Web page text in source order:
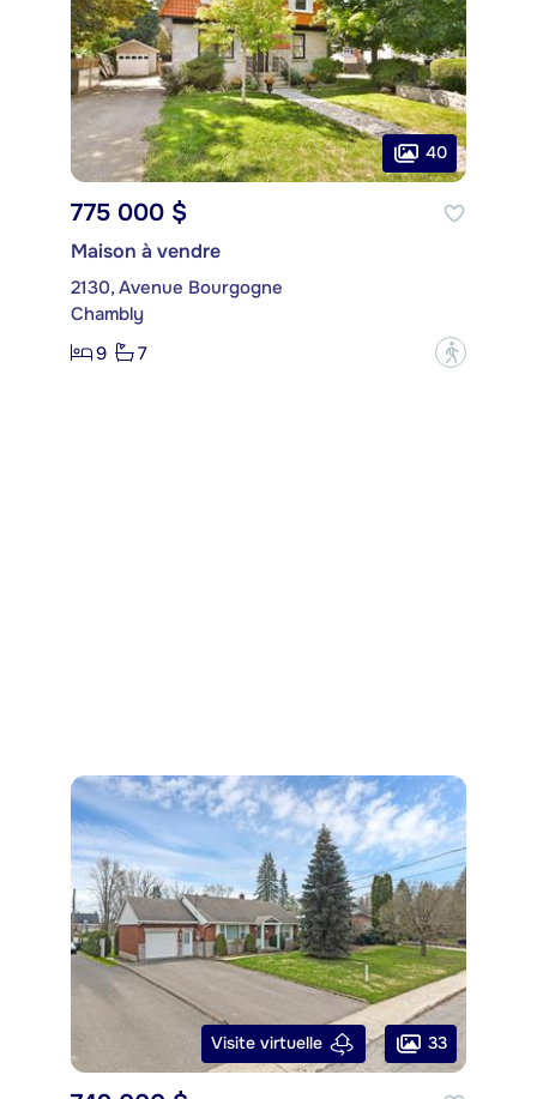
40
775 000 $
Maison à vendre
2130, Avenue Bourgogne
Chambly
9
7 ?
Visite virtuelle 33